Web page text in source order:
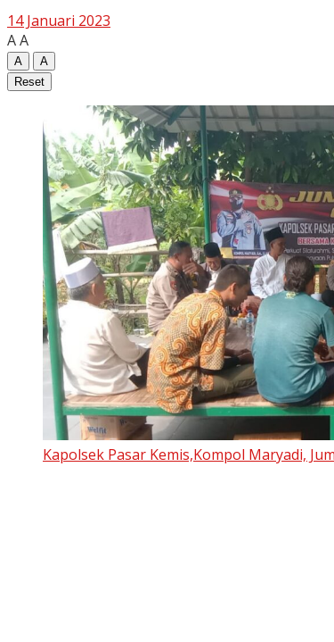
14 Januari 2023
AA
A
A
Reset
Kapolsek Pasar Kemis,Kompol Maryadi,